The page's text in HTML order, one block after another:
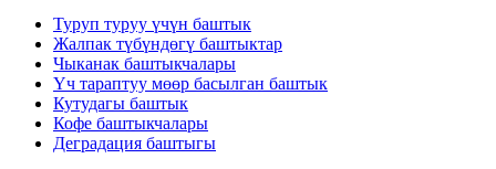
Туруп туруу үчүн баштык
Жалпак түбүндөгү баштыктар
Чыканак баштыкчалары
Үч тараптуу мөөр басылган баштык
Кутудагы баштык
Кофе баштыкчалары
Деградация баштыгы